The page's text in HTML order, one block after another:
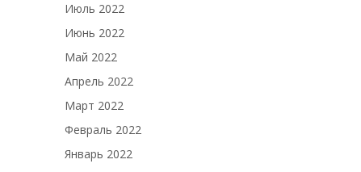
Июль 2022
Июнь 2022
Май 2022
Апрель 2022
Март 2022
Февраль 2022
Январь 2022